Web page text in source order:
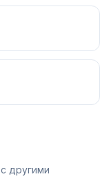
с другими